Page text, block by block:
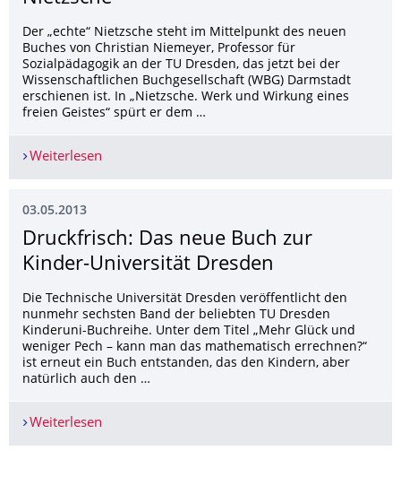
Der „echte“ Nietzsche steht im Mittelpunkt des neuen
Buches von Christian Niemeyer, Professor für
Sozialpädagogik an der TU Dresden, das jetzt bei der
Wissenschaftlichen Buchgesellschaft (WBG) Darmstadt
erschienen ist. In „Nietzsche. Werk und Wirkung eines
freien Geistes“ spürt er dem …
Weiterlesen
03.05.2013
Druckfrisch: Das neue Buch zur
Kinder-Universität Dresden
Die Technische Universität Dresden veröffentlicht den
nunmehr sechsten Band der beliebten TU Dresden
Kinderuni-Buchreihe. Unter dem Titel „Mehr Glück und
weniger Pech – kann man das mathematisch errechnen?“
ist erneut ein Buch entstanden, das den Kindern, aber
natürlich auch den …
Weiterlesen